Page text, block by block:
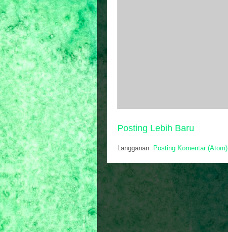
Posting Lebih Baru
Langganan: Posting Komentar (Atom)